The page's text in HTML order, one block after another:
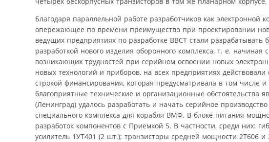
Благодаря параллельной работе разработчиков как
опережающее по времени преимущество при проектировании
ведущих предприятиях по разработке ВВСТ стали
разработкой нового изделия оборонного комплекса, т. е. начиная
возникающих трудностей при серийном освоении новых
новых технологий и приборов, на всех предприятиях
строкой финансирования, которая предусматривала в том числе
благоприятные технические и организационные
(Ленинград) удалось разработать и начать серийное
специального комплекса для корабля ВМФ. В блоке питания
разработок компонентов с Приемкой 5. В частности, среди них:
усилитель 1УТ401 (2 шт.); транзисторы средней мощности 2Т606